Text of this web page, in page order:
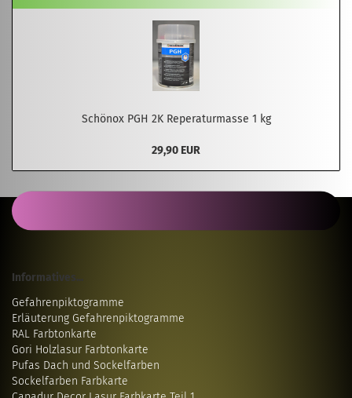
Schönox PGH 2K Reperaturmasse 1 kg
29,90 EUR
Informatives...
Gefahrenpiktogramme
Erläuterung Gefahrenpiktogramme
RAL Farbtonkarte
Gori Holzlasur Farbtonkarte
Pufas Dach und Sockelfarben
Sockelfarben Farbkarte